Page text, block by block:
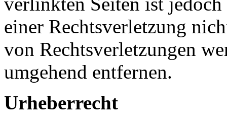
einer Rechtsverletzung
von Rechtsverletzungen
umgehend entfernen.
Urheberrecht